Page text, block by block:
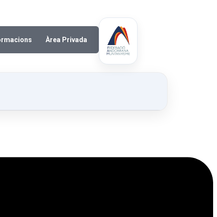
Àrea Privada